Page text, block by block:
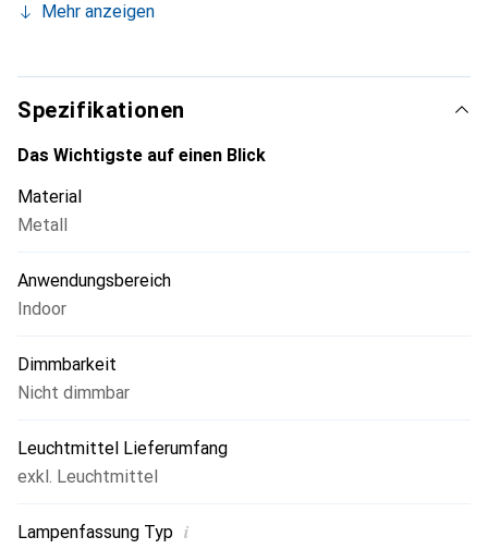
Mehr anzeigen
Spezifikationen
Das Wichtigste auf einen Blick
Material
Metall
Anwendungsbereich
Indoor
Dimmbarkeit
Nicht dimmbar
Leuchtmittel Lieferumfang
exkl. Leuchtmittel
Lampenfassung Typ i